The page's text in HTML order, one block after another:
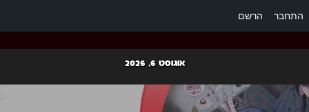
התחבר הרשם
content
אוגוסט 6, 2026